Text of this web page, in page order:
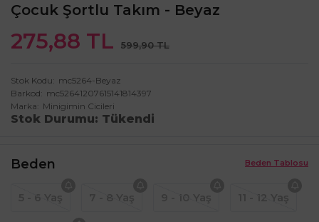
Çocuk Şortlu Takım - Beyaz
275,88 TL 599,90 TL
Stok Kodu
mc5264-Beyaz
Barkod
mc52641207615141814397
Marka
Minigimin Cicileri
Stok Durumu Tükendi
Beden Tablosu
Beden